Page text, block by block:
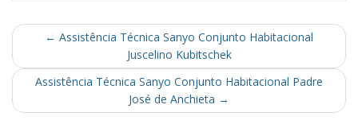
Post
navigation
← Assistência Técnica Sanyo Conjunto Habitacional
Juscelino Kubitschek
Assistência Técnica Sanyo Conjunto Habitacional Padre
José de Anchieta →